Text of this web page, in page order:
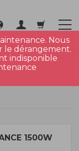
Nous
le dérangement.
indisponible
1500W